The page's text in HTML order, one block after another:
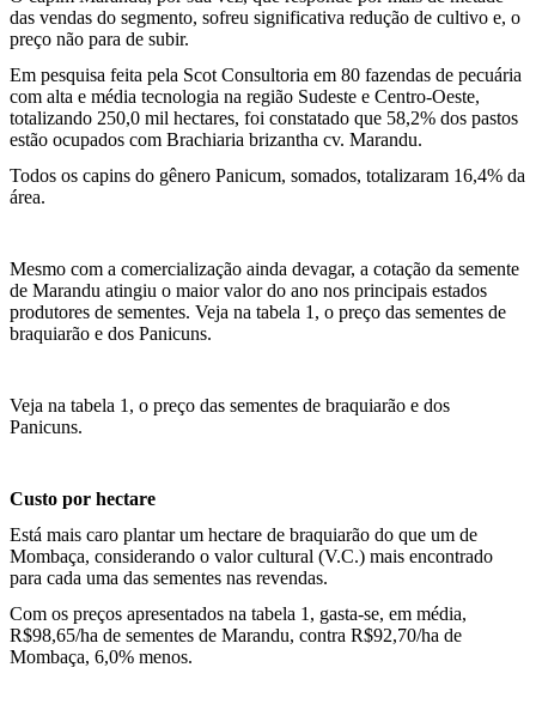
das vendas do segmento, sofreu significativa redução de cultivo e, o
preço não para de subir.
Em pesquisa feita pela Scot Consultoria em 80 fazendas de pecuária
com alta e média tecnologia na região Sudeste e Centro-Oeste,
totalizando 250,0 mil hectares, foi constatado que 58,2% dos pastos
estão ocupados com Brachiaria brizantha cv. Marandu.
Todos os capins do gênero Panicum, somados, totalizaram 16,4% da
área.
Mesmo com a comercialização ainda devagar, a cotação da semente
de Marandu atingiu o maior valor do ano nos principais estados
produtores de sementes. Veja na tabela 1, o preço das sementes de
braquiarão e dos Panicuns.
Veja na tabela 1, o preço das sementes de braquiarão e dos
Panicuns.
Custo por hectare
Está mais caro plantar um hectare de braquiarão do que um de
Mombaça, considerando o valor cultural (V.C.) mais encontrado
para cada uma das sementes nas revendas.
Com os preços apresentados na tabela 1, gasta-se, em média,
R$98,65/ha de sementes de Marandu, contra R$92,70/ha de
Mombaça, 6,0% menos.